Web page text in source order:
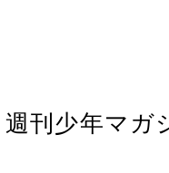
週刊少年マガ